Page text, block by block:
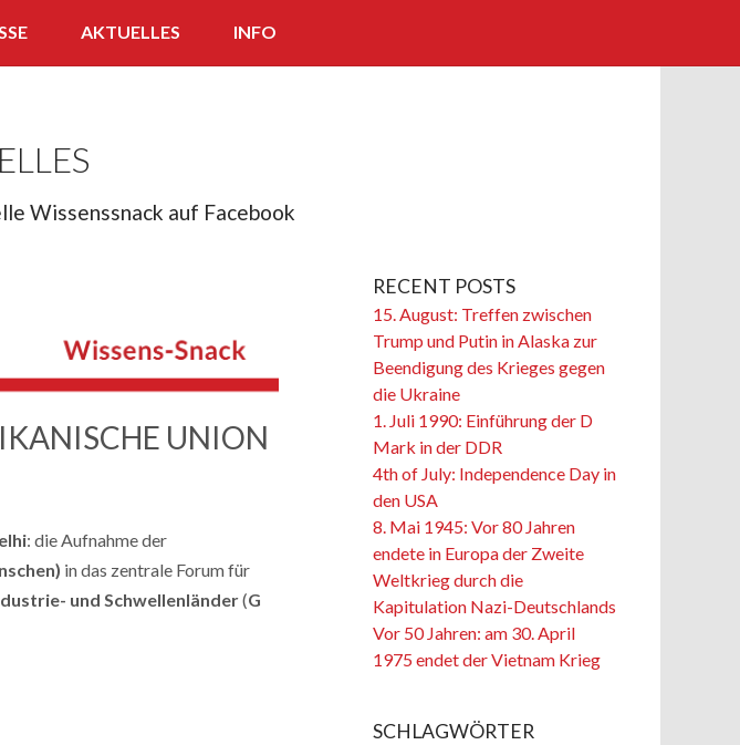
AKTUELLES INFO
Wissenssnack auf Facebook
UNION
: die Aufnahme der
in das zentrale Forum für
und Schwellenländer(G
RECENT POSTS
15. August: Treffen zwischen
Trump und Putin in Alaska zur
Beendigung des Krieges gegen
die Ukraine
1. Juli 1990: Einführung der D
Mark in der DDR
4th of July: Independence Day in
den USA
8. Mai 1945: Vor 80 Jahren
endete in Europa der Zweite
Weltkrieg durch die
Kapitulation Nazi-Deutschlands
Vor 50 Jahren: am 30. April
1975 endet der Vietnam Krieg
SCHLAGWÖRTER